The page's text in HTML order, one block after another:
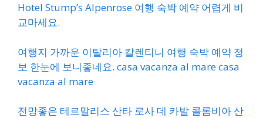
Hotel Stump’s Alpenrose 여행 숙박 예약 어렵게 비
교마세요.
여행지 가까운 이탈리아 칼렌티니 여행 숙박 예약 정
보 한눈에 보니좋네요. casa vacanza al mare casa
vacanza al mare
전망좋은 테르말리스 산타 로사 데 카발 콜롬비아 산